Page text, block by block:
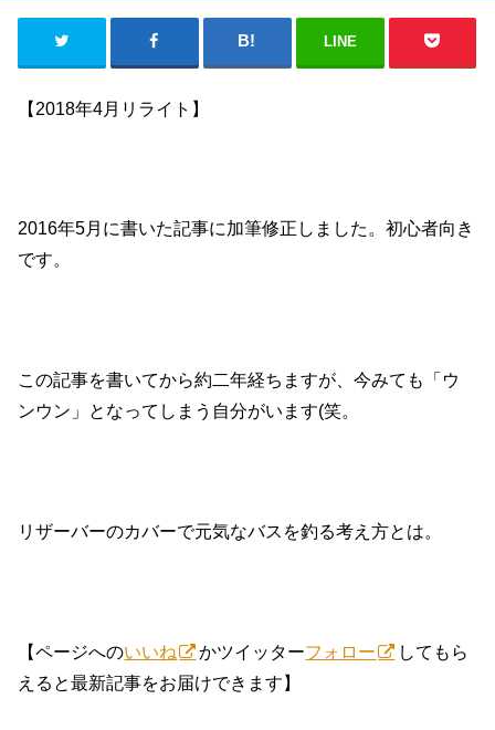
LINE
【2018年4月リライト】
2016年5月に書いた記事に加筆修正しました。初心者向き
です。
この記事を書いてから約二年経ちますが、今みても「ウ
ンウン」となってしまう自分がいます(笑。
リザーバーのカバーで元気なバスを釣る考え方とは。
【ページへのいいね かツイッターフォロー
してもら
えると最新記事をお届けできます】